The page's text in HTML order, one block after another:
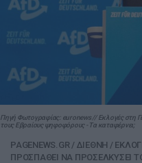
Πηγή Φωτογραφίας: euronews // Εκλογές στη
τους Εβραίους ψηφοφόρους - Τα καταφέρνει;
PAGENEWS.GR/ ΔΙΕΘΝΗ /
ΠΡΟΣΠΑΘΕΙ ΝΑ ΠΡΟΣΕΛΚΥΣΕΙ